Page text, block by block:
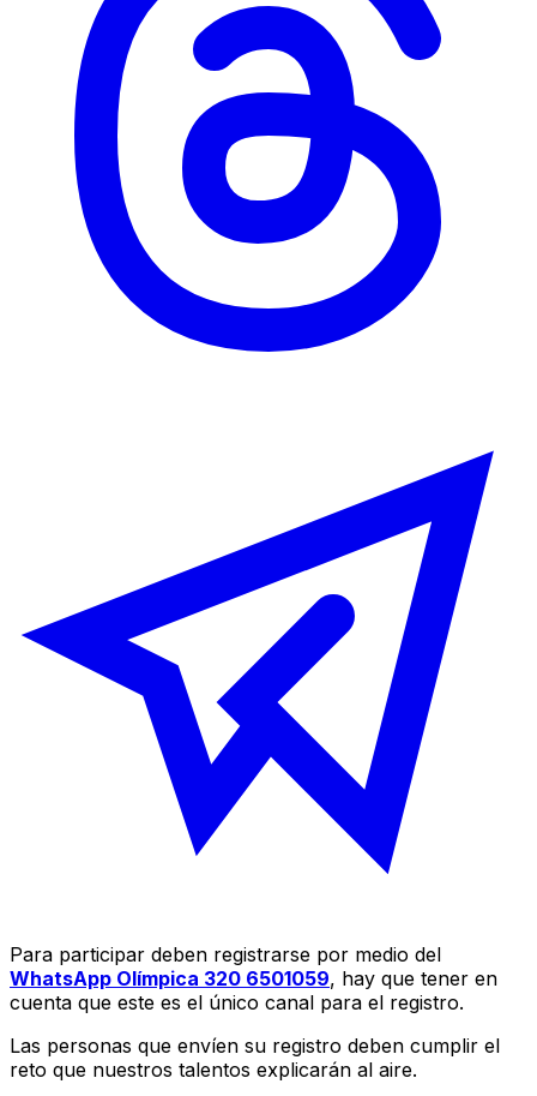
Para participar deben registrarse por medio del
WhatsApp Olímpica 320 6501059, hay que tener en
cuenta que este es el único canal para el registro.
Las personas que envíen su registro deben cumplir el
reto que nuestros talentos explicarán al aire.